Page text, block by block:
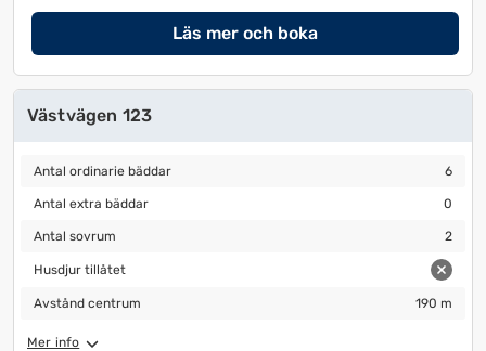
Läs mer och boka
Västvägen 123
Antal ordinarie bäddar
Antal ordinarie bäddar 6
Antal extra bäddar
Antal extra bäddar 0
Antal sovrum
Antal sovrum 2
Husdjur tillåtet
Husdjur tillåtet
Avstånd centrum
Avstånd centrum 190 m
Mer info